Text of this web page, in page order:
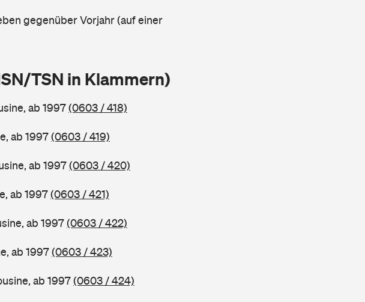
gegenüber Vorjahr (auf einer
TSN in Klammern)
ab 1997(0603 / 418)
ab 1997(0603 / 419)
ab 1997(0603 / 420)
ab 1997(0603 / 421)
ab 1997(0603 / 422)
ab 1997(0603 / 423)
ab 1997(0603 / 424)